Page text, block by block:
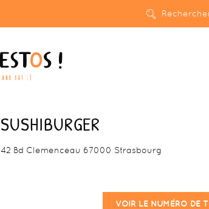
SUSHIBURGER
42 Bd Clemenceau 67000 Strasbourg
VOIR LE NUMÉRO DE